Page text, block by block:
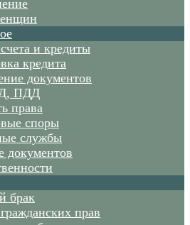
и кредиты
кредита
документов
ПДД
права
споры
службы
документов
брак
прав